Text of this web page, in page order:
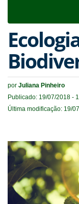
por Juliana Pinheiro
Publicado: 19/07/2018 -
Última modificação: 19/